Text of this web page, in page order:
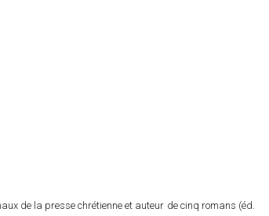
de la presse chrétienne et auteur de cinq romans (éd.